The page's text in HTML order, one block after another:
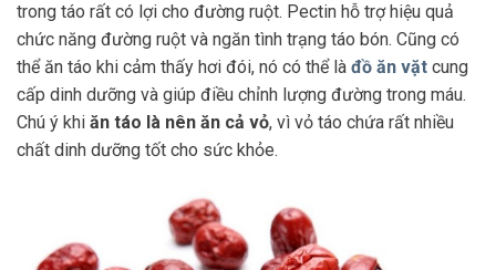
trong táo rất có lợi cho đường ruột. Pectin hỗ trợ hiệu quả
chức năng đường ruột và ngăn tình trạng táo bón. Cũng có
thể ăn táo khi cảm thấy hơi đói, nó có thể là đồ ăn vặt cung
cấp dinh dưỡng và giúp điều chỉnh lượng đường trong máu.
Chú ý khi ăn táo là nên ăn cả vỏ, vì vỏ táo chứa rất nhiều
chất dinh dưỡng tốt cho sức khỏe.